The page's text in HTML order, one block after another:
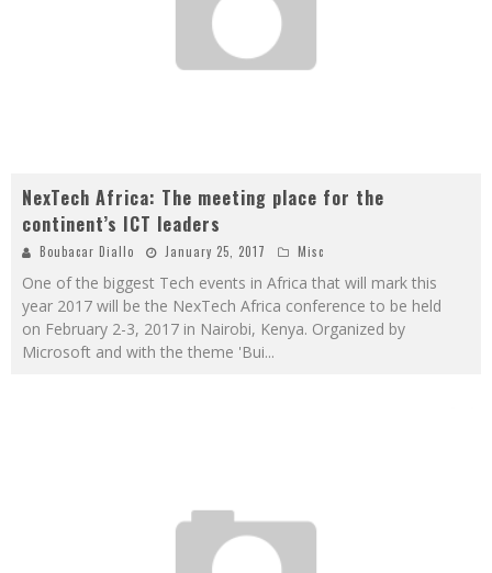
NexTech Africa: The meeting place for the
continent’s ICT leaders
Boubacar Diallo January 25, 2017 Misc
One of the biggest Tech events in Africa that will mark this
year 2017 will be the NexTech Africa conference to be held
on February 2-3, 2017 in Nairobi, Kenya. Organized by
Microsoft and with the theme 'Bui...